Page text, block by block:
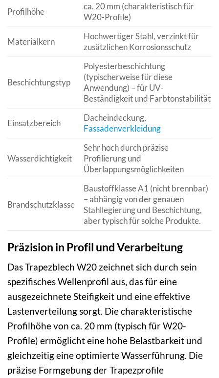
Profilhöhe
ca. 20 mm (charakteristisch für
W20-Profile)
Materialkern
Hochwertiger Stahl, verzinkt für
zusätzlichen Korrosionsschutz
Beschichtungstyp
Polyesterbeschichtung
(typischerweise für diese
Anwendung) – für UV-
Beständigkeit und Farbtonstabilität
Einsatzbereich
Dacheindeckung,
Fassadenverkleidung
Wasserdichtigkeit
Sehr hoch durch präzise
Profilierung und
Überlappungsmöglichkeiten
Brandschutzklasse
Baustoffklasse A1 (nicht brennbar)
– abhängig von der genauen
Stahllegierung und Beschichtung,
aber typisch für solche Produkte.
Präzision in Profil und Verarbeitung
Das Trapezblech W20 zeichnet sich durch sein
spezifisches Wellenprofil aus, das für eine
ausgezeichnete Steifigkeit und eine effektive
Lastenverteilung sorgt. Die charakteristische
Profilhöhe von ca. 20 mm (typisch für W20-
Profile) ermöglicht eine hohe Belastbarkeit und
gleichzeitig eine optimierte Wasserführung. Die
präzise Formgebung der Trapezprofile